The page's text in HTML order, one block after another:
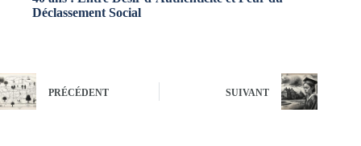
Déclassement Social
PRÉCÉDENT SUIVANT